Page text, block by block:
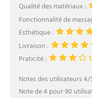
Qualité des matériaux :
Fonctionnalité de
Esthétique :
Livraison :
Praticité :
Notes des utilisateurs
Note de 4 pour 90